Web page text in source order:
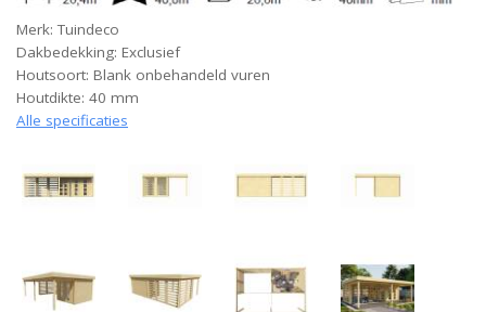
Merk: Tuindeco
Dakbedekking: Exclusief
Houtsoort: Blank onbehandeld vuren
Houtdikte: 40 mm
Alle specificaties